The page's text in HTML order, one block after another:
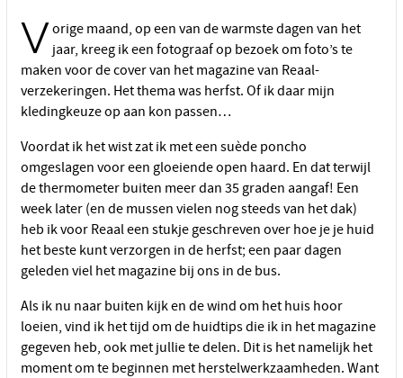
Vorige maand, op een van de warmste dagen van het
jaar, kreeg ik een fotograaf op bezoek om foto’s te
maken voor de cover van het magazine van Reaal-
verzekeringen. Het thema was herfst. Of ik daar mijn
kledingkeuze op aan kon passen…
Voordat ik het wist zat ik met een suède poncho
omgeslagen voor een gloeiende open haard. En dat terwijl
de thermometer buiten meer dan 35 graden aangaf! Een
week later (en de mussen vielen nog steeds van het dak)
heb ik voor Reaal een stukje geschreven over hoe je je huid
het beste kunt verzorgen in de herfst; een paar dagen
geleden viel het magazine bij ons in de bus.
Als ik nu naar buiten kijk en de wind om het huis hoor
loeien, vind ik het tijd om de huidtips die ik in het magazine
gegeven heb, ook met jullie te delen. Dit is het namelijk het
moment om te beginnen met herstelwerkzaamheden. Want